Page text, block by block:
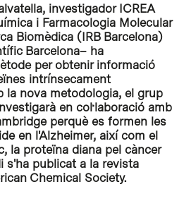
investigador ICREA
i Farmacologia Molecular
Biomèdica (IRB Barcelona)
Barcelona– ha
per obtenir informació
intrínsecament
la nova metodologia, el grup
en col·laboració amb
perquè es formen les
en l'Alzheimer, així com el
la proteïna diana pel càncer
s'ha publicat a la revista
Chemical Society.